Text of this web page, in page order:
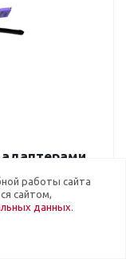
адаптерами
AVT4118
650 mm c 10
работы сайта
сайтом,
данных.